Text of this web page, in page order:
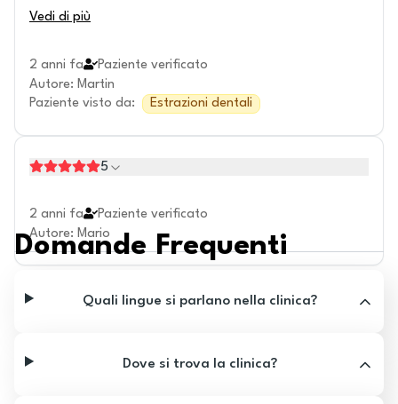
Vedi di più
2 anni fa
Paziente verificato
Autore: Martin
Paziente visto da: Estrazioni dentali
5
2 anni fa
Paziente verificato
Autore: Mario
Domande Frequenti
Quali lingue si parlano nella clinica?
Dove si trova la clinica?